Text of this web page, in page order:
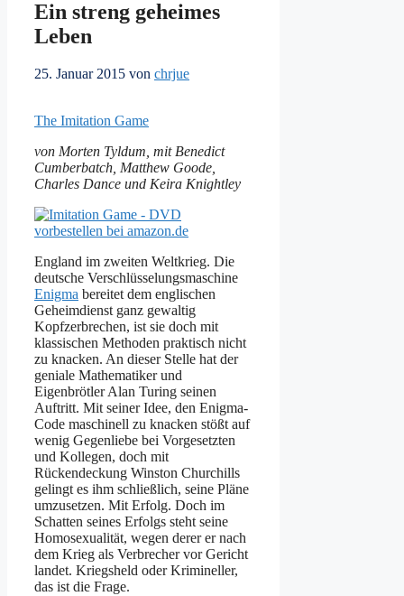
Ein streng geheimes
Leben
25. Januar 2015 von chrjue
The Imitation Game
von Morten Tyldum, mit Benedict
Cumberbatch, Matthew Goode,
Charles Dance und Keira Knightley
England im zweiten Weltkrieg. Die
deutsche Verschlüsselungsmaschine
Enigma bereitet dem englischen
Geheimdienst ganz gewaltig
Kopfzerbrechen, ist sie doch mit
klassischen Methoden praktisch nicht
zu knacken. An dieser Stelle hat der
geniale Mathematiker und
Eigenbrötler Alan Turing seinen
Auftritt. Mit seiner Idee, den Enigma-
Code maschinell zu knacken stößt auf
wenig Gegenliebe bei Vorgesetzten
und Kollegen, doch mit
Rückendeckung Winston Churchills
gelingt es ihm schließlich, seine Pläne
umzusetzen. Mit Erfolg. Doch im
Schatten seines Erfolgs steht seine
Homosexualität, wegen derer er nach
dem Krieg als Verbrecher vor Gericht
landet. Kriegsheld oder Krimineller,
das ist die Frage.